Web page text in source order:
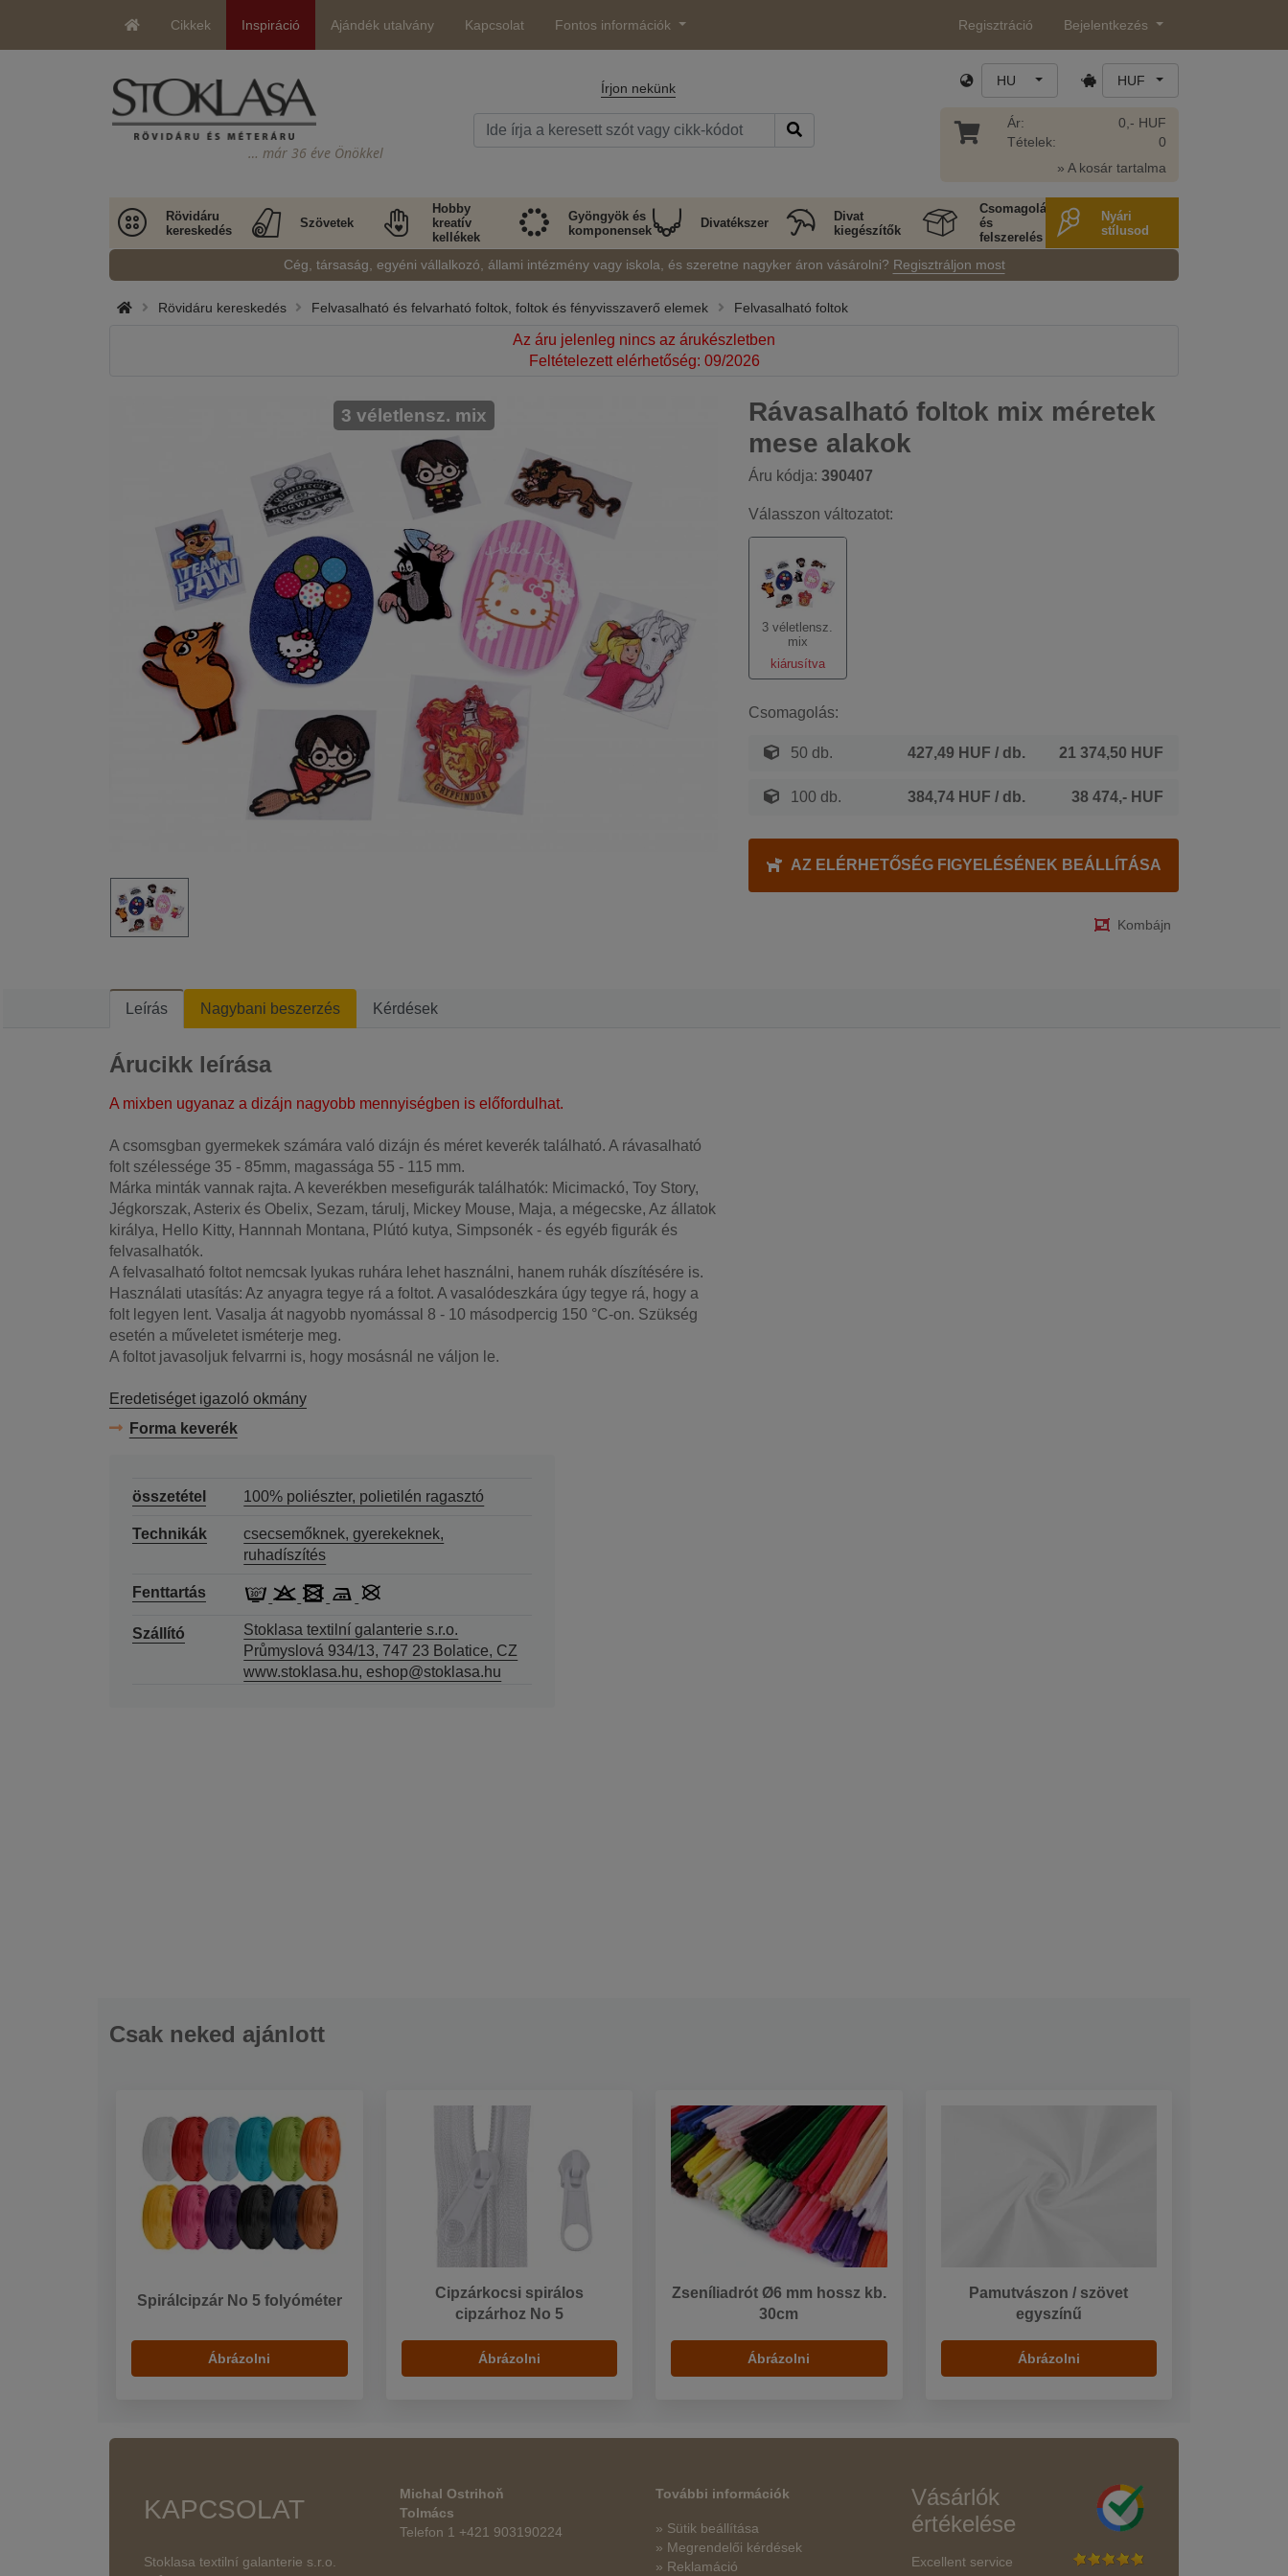
Cikkek Inspiráció Ajándék utalvány Kapcsolat Fontos információk Regisztráció Bejelentkezés
… már 36 éve Önökkel
Írjon nekünk HU HUF
Ár:
Tételek:
0,- HUF
0
» A kosár tartalma
Rövidáru
kereskedés
Szövetek
Hobby
kreatív
kellékek
Gyöngyök és
komponensek
Divatékszer
Divat
kiegészítők
Csomagolás
és
felszerelés
Nyári
stílusod
Cég, társaság, egyéni vállalkozó, állami intézmény vagy iskola, és szeretne nagyker áron vásárolni? Regisztráljon most
Rövidáru kereskedés Felvasalható és felvarható foltok, foltok és fényvisszaverő elemek Felvasalható foltok
Az áru jelenleg nincs az árukészletben
Feltételezett elérhetőség: 09/2026
Rávasalható foltok mix méretek
mese alakok
Áru kódja: 390407
3 véletlensz. mix
Válasszon változatot:
3 véletlensz.
mix
kiárusítva
Csomagolás:
50 db. 427,49 HUF / db. 21 374,50 HUF
100 db. 384,74 HUF / db. 38 474,- HUF
AZ ELÉRHETŐSÉG FIGYELÉSÉNEK BEÁLLÍTÁSA
Kombájn
Leírás Nagybani beszerzés Kérdések
Árucikk leírása
A mixben ugyanaz a dizájn nagyobb mennyiségben is előfordulhat.
A csomsgban gyermekek számára való dizájn és méret keverék található. A rávasalható
folt szélessége 35 - 85mm, magassága 55 - 115 mm.
Márka minták vannak rajta. A keverékben mesefigurák találhatók: Micimackó, Toy Story,
Jégkorszak, Asterix és Obelix, Sezam, tárulj, Mickey Mouse, Maja, a mégecske, Az állatok
királya, Hello Kitty, Hannnah Montana, Plútó kutya, Simpsonék - és egyéb figurák és
felvasalhatók.
A felvasalható foltot nemcsak lyukas ruhára lehet használni, hanem ruhák díszítésére is.
Használati utasítás: Az anyagra tegye rá a foltot. A vasalódeszkára úgy tegye rá, hogy a
folt legyen lent. Vasalja át nagyobb nyomással 8 - 10 másodpercig 150 °C-on. Szükség
esetén a műveletet isméterje meg.
A foltot javasoljuk felvarrni is, hogy mosásnál ne váljon le.
Eredetiséget igazoló okmány
Forma keverék
összetétel 100% poliészter, polietilén ragasztó
Technikák
csecsemőknek, gyerekeknek,
ruhadíszítés
Fenttartás
Szállító
Stoklasa textilní galanterie s.r.o.
Průmyslová 934/13, 747 23 Bolatice, CZ
www.stoklasa.hu, eshop@stoklasa.hu
Csak neked ajánlott
Spirálcipzár No 5 folyóméter
Ábrázolni
Cipzárkocsi spirálos
cipzárhoz No 5
Ábrázolni
Zseníliadrót Ø6 mm hossz kb.
30cm
Ábrázolni
Pamutvászon / szövet
egyszínű
Ábrázolni
KAPCSOLAT
Stoklasa textilní galanterie s.r.o.
Michal Ostrihoň
Tolmács
Telefon 1 +421 903190224
További információk
» Sütik beállítása
» Megrendelői kérdések
» Reklamáció
Vásárlók
értékelése
Excellent service